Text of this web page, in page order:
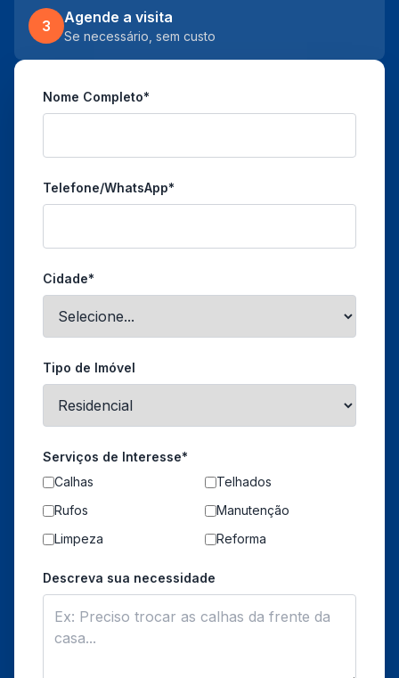
3 Agende a visita
Se necessário, sem custo
Nome Completo*
Telefone/WhatsApp*
Cidade*
Tipo de Imóvel
Serviços de Interesse*
Calhas
Telhados
Rufos
Manutenção
Limpeza
Reforma
Descreva sua necessidade